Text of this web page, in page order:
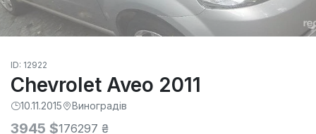
ID: 12922
Chevrolet Aveo 2011
10.11.2015 Виноградів
3945 $176297 ₴